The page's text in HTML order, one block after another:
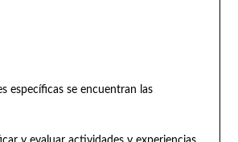
específicas se encuentran las